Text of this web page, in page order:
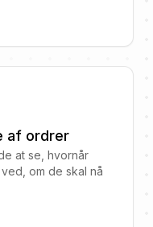
af ordrer
at se, hvornår
om de skal nå